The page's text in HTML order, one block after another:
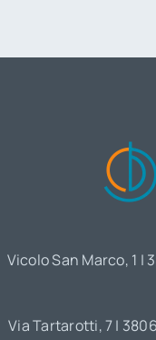
Vicolo San Marco, 1 |
Via Tartarotti, 7 |